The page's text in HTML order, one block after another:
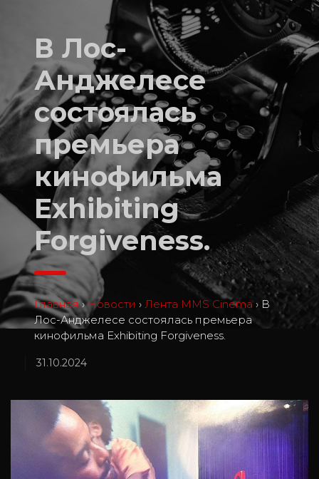
В Лос-
Анджелесе
состоялась
премьера
кинофильма
Exhibiting
Forgiveness.
Главная › Новости › Лента MMS Cinema › В
Лос-Анджелесе состоялась премьера
кинофильма Exhibiting Forgiveness.
31.10.2024